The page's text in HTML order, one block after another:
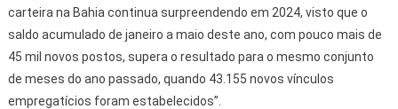
carteira na Bahia continua surpreendendo em 2024, visto que o
saldo acumulado de janeiro a maio deste ano, com pouco mais de
45 mil novos postos, supera o resultado para o mesmo conjunto
de meses do ano passado, quando 43.155 novos vínculos
empregatícios foram estabelecidos”.